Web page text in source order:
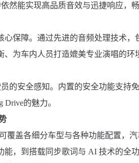
然能实现高品质音效与迅捷响应，
保障。通过先进的音频处理技术，
为车内人员打造媲美专业演唱的环
的安全感知。内置的安全功能支持
的魅力。
覆盖各细分车型与各种功能配置，
，到搭载同步歌词与 AI 技术的全